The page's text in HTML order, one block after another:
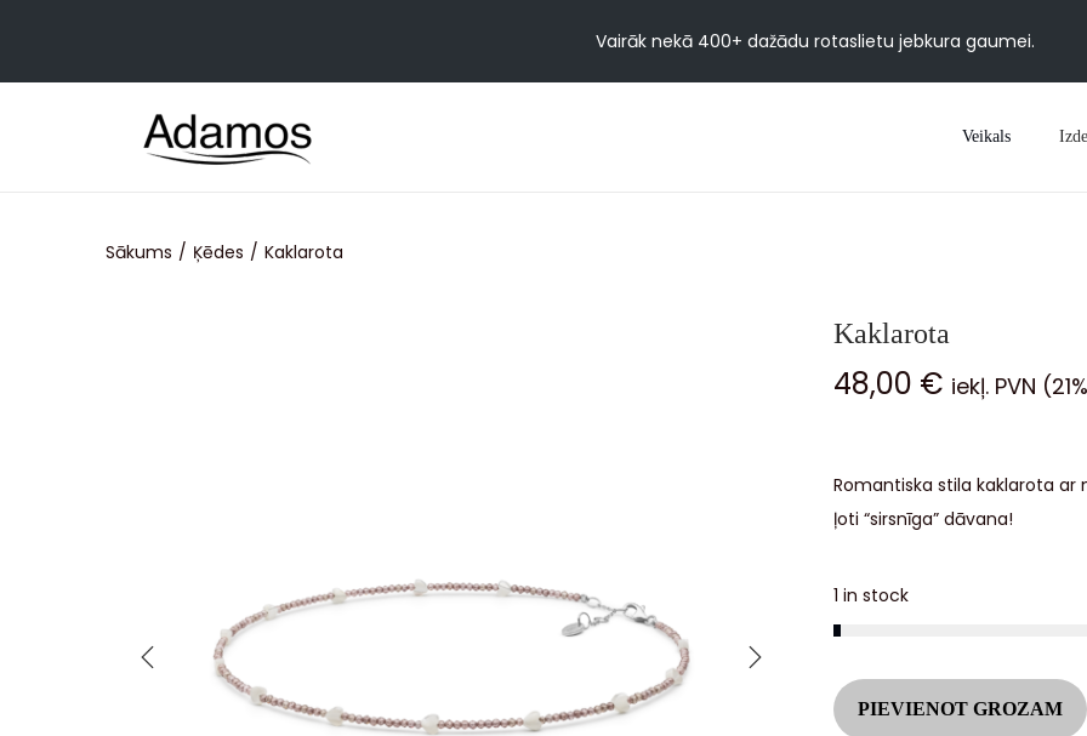
Vairāk nekā 400+ dažādu rotaslietu jebkura gaumei.
Veikals
Sākums / Ķēdes / Kaklarota
Kaklarota
48,00 € iekļ. PVN
Romantiska stila kaklarota
ļoti “sirsnīga” dāvana!
1 in stock
PIEVIENOT GROZAM